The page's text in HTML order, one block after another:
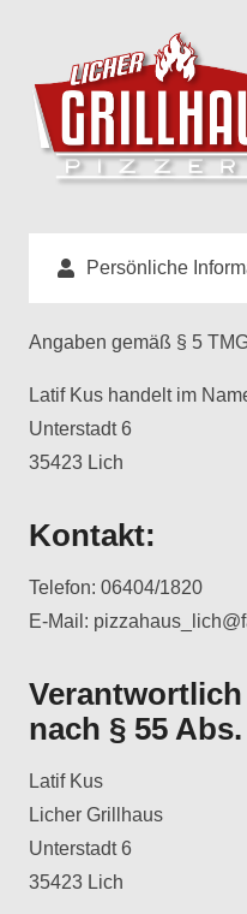
Persönliche
Angaben gemäß § 5
Latif Kus handelt im
Unterstadt 6
35423 Lich
Kontakt:
Telefon: 06404/1820
E-Mail:
nach § 55
Latif Kus
Licher Grillhaus
Unterstadt 6
35423 Lich